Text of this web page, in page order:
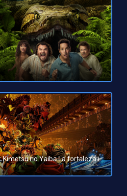
Guardianes de la noche: Kimetsu no Yaiba La fortaleza infinita